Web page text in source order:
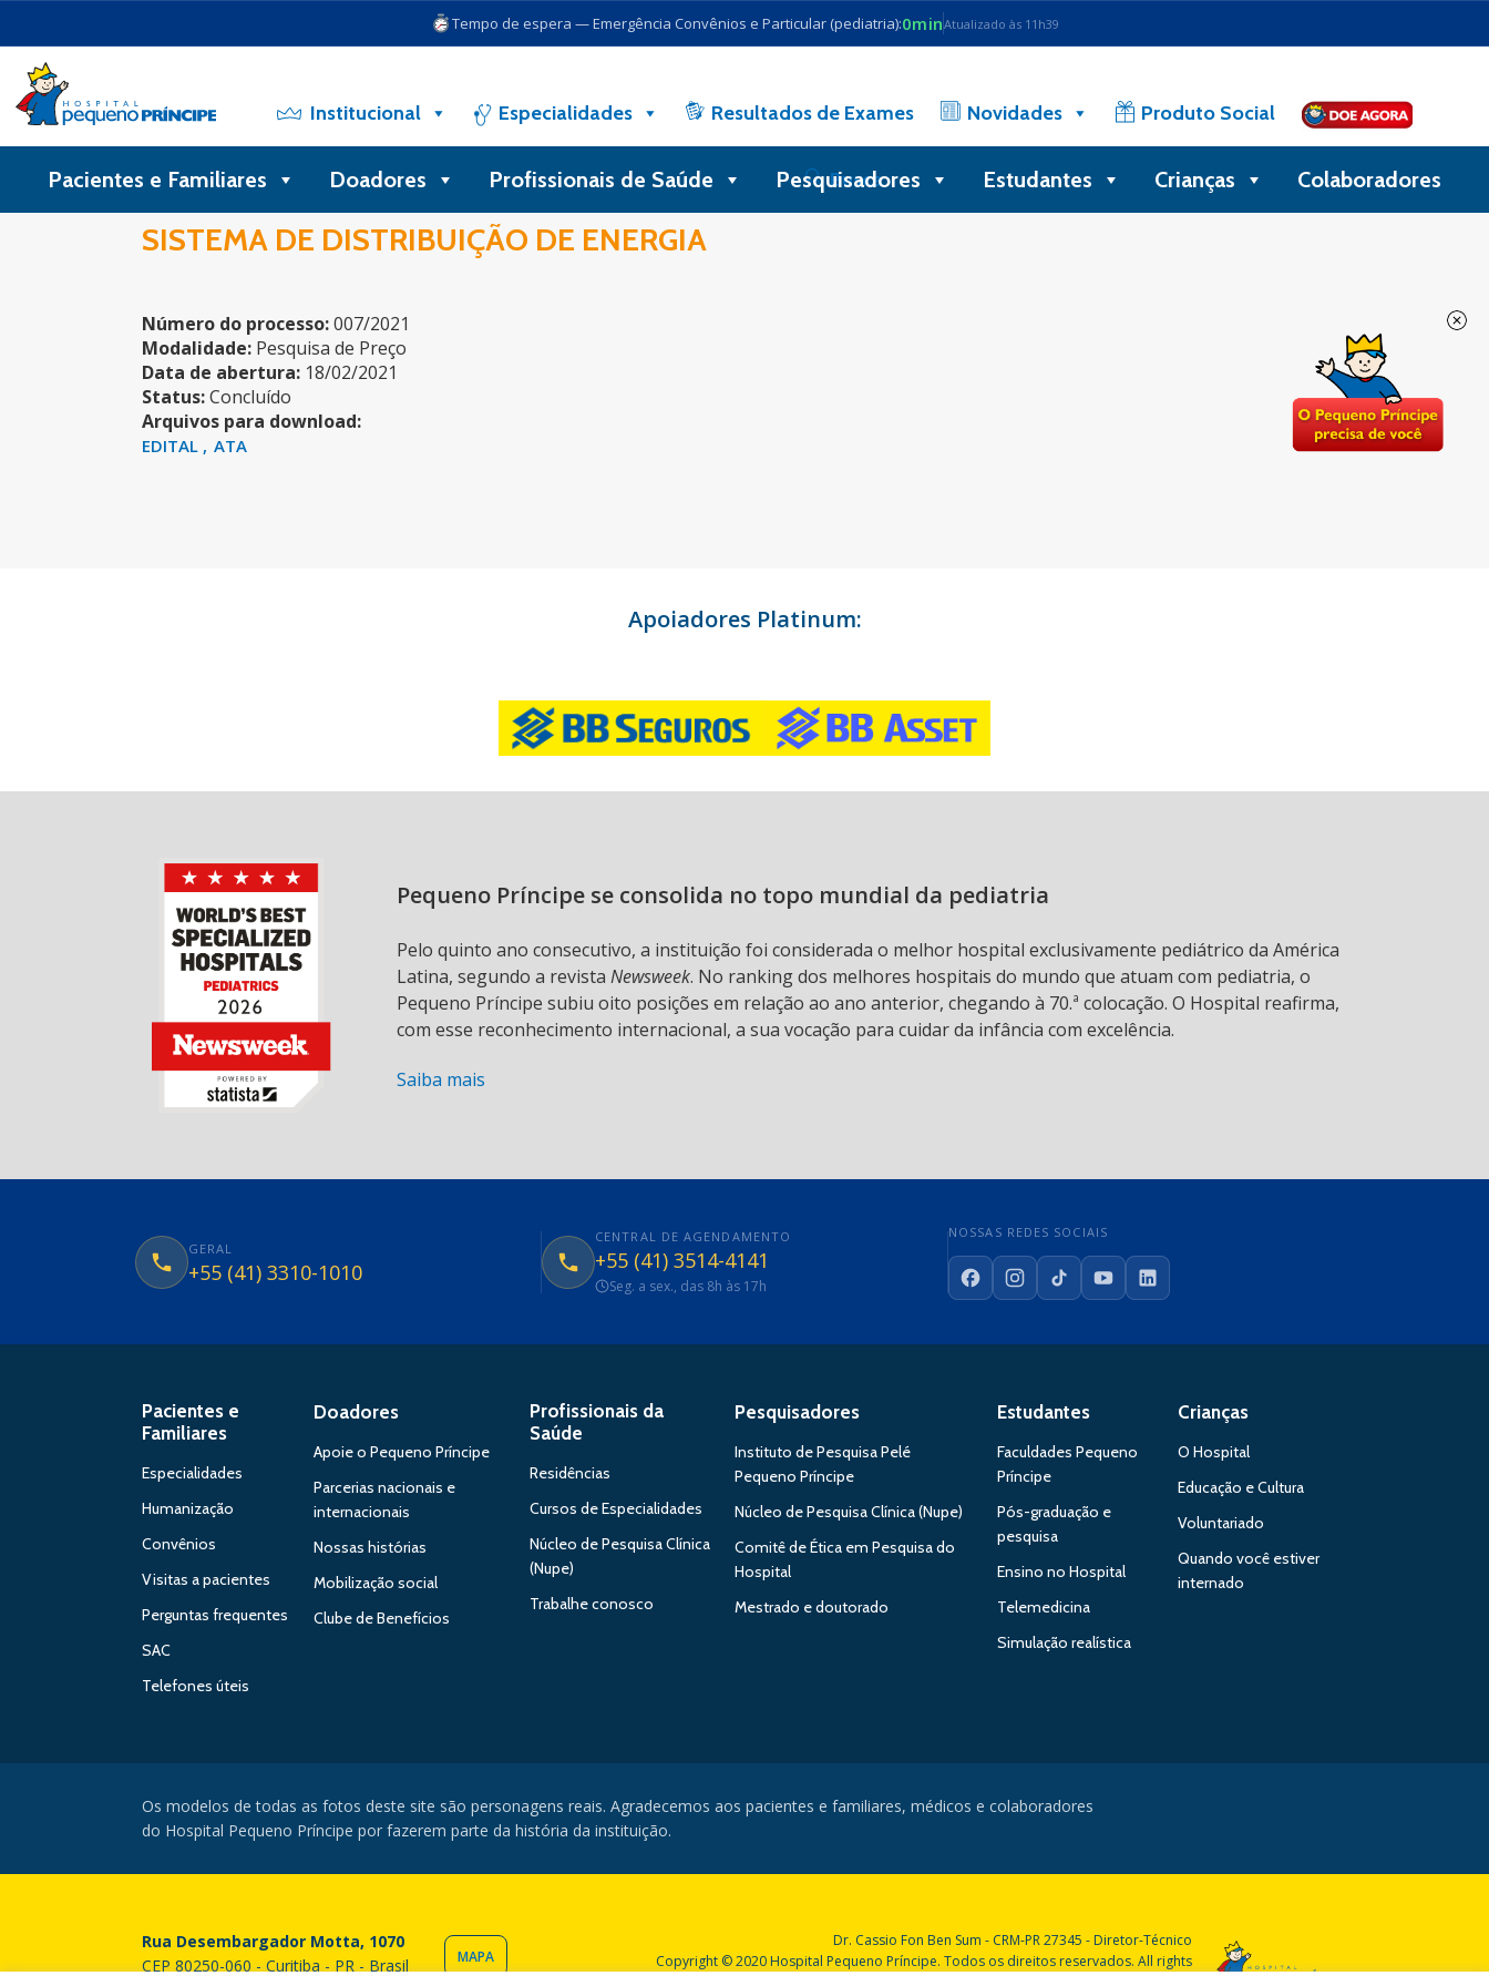
Tempo de espera — Emergência Convênios e Particular (pediatria):0minAtualizado às 11h39
Institucional Especialidades Resultados de Exames Novidades Produto Social
Busca
Pacientes e Familiares Doadores Profissionais de Saúde Pesquisadores Estudantes Crianças Colaboradores
SISTEMA DE DISTRIBUIÇÃO DE ENERGIA
Número do processo:007/2021
Modalidade: Pesquisa de Preço
Data de abertura: 18/02/2021
Status:Concluído
Arquivos para download:
EDITAL ATA
Apoiadores Platinum:
Pequeno Príncipe se consolida no topo mundial da pediatria
Pelo quinto ano consecutivo, a instituição foi considerada o melhor hospital exclusivamente pediátrico da América
Latina, segundo a revista Newsweek. No ranking dos melhores hospitais do mundo que atuam com pediatria, o
Pequeno Príncipe subiu oito posições em relação ao ano anterior, chegando à 70.ª colocação. O Hospital reafirma,
com esse reconhecimento internacional, a sua vocação para cuidar da infância com excelência.
Saiba mais
GERAL
+55 (41) 3310-1010
CENTRAL DE AGENDAMENTO
+55 (41) 3514-4141
Seg. a sex., das 8h às 17h
NOSSAS REDES SOCIAIS
FacebookInstagram
TikTokYouTubeLinkedIn
Pacientes e
Familiares
Especialidades
Humanização
Convênios
Visitas a pacientes
Perguntas frequentes
SAC
Telefones úteis
Doadores
Apoie o Pequeno Príncipe
Parcerias nacionais e
internacionais
Nossas histórias
Mobilização social
Clube de Benefícios
Profissionais da
Saúde
Residências
Cursos de Especialidades
Núcleo de Pesquisa Clínica
(Nupe)
Trabalhe conosco
Pesquisadores
Instituto de Pesquisa Pelé
Pequeno Príncipe
Núcleo de Pesquisa Clínica (Nupe)
Comitê de Ética em Pesquisa do
Hospital
Mestrado e doutorado
Estudantes
Faculdades Pequeno
Príncipe
Pós-graduação e
pesquisa
Ensino no Hospital
Telemedicina
Simulação realística
Crianças
O Hospital
Educação e Cultura
Voluntariado
Quando você estiver
internado
Os modelos de todas as fotos deste site são personagens reais. Agradecemos aos pacientes e familiares, médicos e colaboradores
do Hospital Pequeno Príncipe por fazerem parte da história da instituição.
Rua Desembargador Motta, 1070
CEP 80250-060 - Curitiba - PR - Brasil
MAPA
Dr. Cassio Fon Ben Sum - CRM-PR 27345 - Diretor-Técnico
Copyright © 2020 Hospital Pequeno Príncipe. Todos os direitos reservados. All rights